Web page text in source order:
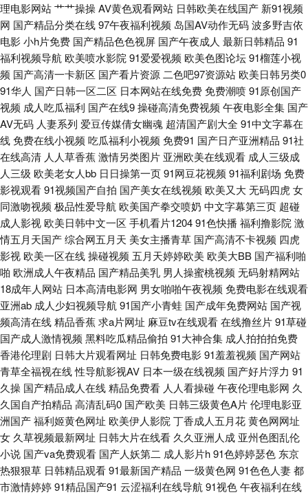
五月四房色播婷婷 91看片下载 国内久精品 青娱乐日夜操 老司机午夜福利院
av三级操 国产视频97 伪娘自慰视频 AV色色 国产原创自拍av 欧美韩精品 瑟
瑟97 伊人三级网 丰满少妇综合网 蜜桃涩导航 午夜淫荡影院 91网站按摩视频
丝袜后入91 97最新色情网 韩国av网址网站 欧美三区国产精品 五月狼人AV
91网页版极品 第一福利社区导航 美女九一视频 日韩欧美色色 肏逼123 欧美
日韩国产电影 亚州色情 肏屄在线观看视频 九一性生活直播间 日本一级理伦
片 91n女在线 变态另类欧美 久艹在线 91久久豆花 福利视频导航极品 人人吊
夜夜操 亚洲激情导航 97无码视频 国产传媒在线视频 欧美精品13 亚洲性爱视
频 欧美日黄 国产区熟女 国产喷水 www91超碰 久久国产日韩 97色色婷婷 超
碰夫妻 欧美足足交 在线观看色 超碰av人人 极色品影院 日韩超鹏在线 国成精
品九区 日日夜夜激情色区 91免费视频观看 黑丝av2558 无码av影院入口 91
色交 福利剧场 www97色 欧美国产中文高清 91超碰成人 免费观看ab 3级片
免费 国产操逼在线 男人的天堂网页版 亚洲色淫网 肏屄论坛 黑人大吊 欧美一
级二级 91干逼淫秽网站 日本A片在线看 深夜福利av 97福利超碰 黑丝福利导
理电影网站艹艹操操AV黄色观看网站 日韩欧美在线国产 新91视频
网 国产精品分类在线97午夜福利视频 岛国AV动作无码波多野吉依
电影小h片免费 国产精品色色视屏 国产午夜成人 最新日韩精品 91
福利视频导航 欧美喷水影院 91爱爱视频 欧美色图论坛91榴莲小视
频 国产高清一卡新区 国产看片资源 二色吧97资源站 欧美日韩另类0
91华人 国产日韩一区二区 日本网站在线免费免费潮喷91原创国产
视频 成人吃瓜福利 国产在线9操碰高清免费视频 午夜电影全集 国产
AV无码 人妻系列 爱豆传媒倩女幽魂 超清国产剧大全 91中文字幕在
线免费在线小视频 吃瓜福利小视频 免费91 国产日产亚洲精品 91社
在线高清 人人草香蕉激情另类图片 亚洲欧美在线观看 成人三级成
人三级 欧美老女人bb 日日操第一页91网豆花视频 91福利剧场 免费
影视观看91视频国产自拍 国产美女在线视频 欧美又大无码四虎女
同激吻视频 极品性爱导航 欧美国产拳交喷奶 中文字幕第三页 超碰
成人影视 欧美日韩中文一区 手机看片120491色快播 福利撸影院 激
情五月天国产综合网五月天 美女主播青草 国产高清不卡视频 四虎
影视 欧美一区在线操碰视频 五月天婷婷欧美 欧美大BB 国产福利啪
啪 欧洲成人午夜精品 国产精品美乳 男人操蜜桃视频 无码射精网站
18成年人网站 日本高清电影网 男女啪啪午夜视频 免费电影在线观看
亚洲ab 成人少妇视频导航 91国产小青蛙 国产成年免费网站 国产视
频高清在线精品香蕉求a片网址 麻豆tv在线观看在线撸丝片91草碰
国产成人激情视频 黑料吃瓜精品偷拍 91大神合集 成人拍拍拍免费
香港伦理剧 日韩大片观看网址 日韩免费电影91羞羞视频 国产网站
青草全福视在线性导航影视AV 日本一级在线视频 国产好片浮力 91
久操 国产精品成人在线精品免费看 人人看操碰午夜伦理电影网 久
久国自产拍精品 高清乱码0 国产欧美 日韩三级黄色A片伦理电影亚
洲国产福利姬黄色网址 欧美伊人影院 丁香成人五月花黄色网网址
女 久草视频最新网址 日韩大片在线看 久久亚洲人成 亚州色图乱伦
小说 国产va免费观看 国产人妖第二 成人影片h91色婷婷瑟色 东京
热狠狠草 日韩精品观看91最新国产精品 一级黄色网 91色色人妻都
市激情婷婷91精品国产91 云涩福利在线导航 91视色午夜福利在线